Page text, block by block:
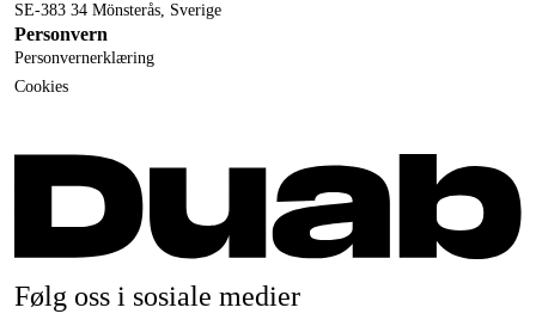
SE-383 34 Mönsterås, Sverige
Personvern
Personvernerklæring
Cookies
Følg oss i sosiale medier